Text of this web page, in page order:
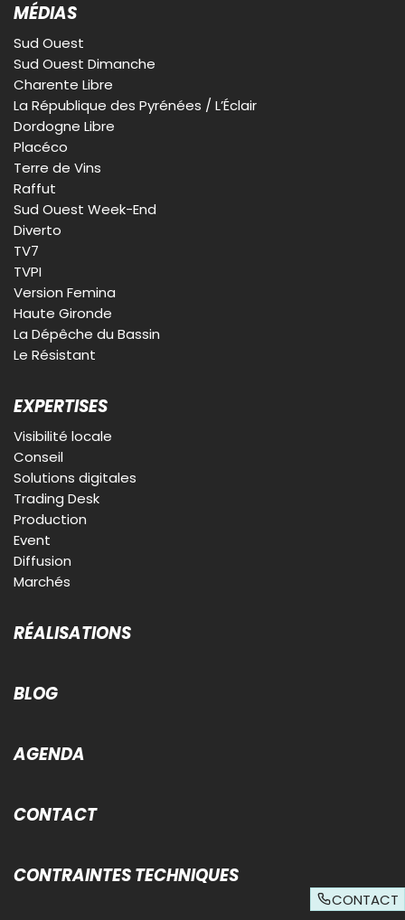
CONTACT
MÉDIAS
Sud Ouest
Sud Ouest Dimanche
Charente Libre
La République des Pyrénées / L’Éclair
Dordogne Libre
Placéco
Terre de Vins
Raffut
Sud Ouest Week-End
Diverto
TV7
TVPI
Version Femina
Haute Gironde
La Dépêche du Bassin
Le Résistant
EXPERTISES
Visibilité locale
Conseil
Solutions digitales
Trading Desk
Production
Event
Diffusion
Marchés
RÉALISATIONS
BLOG
AGENDA
CONTACT
CONTRAINTES TECHNIQUES